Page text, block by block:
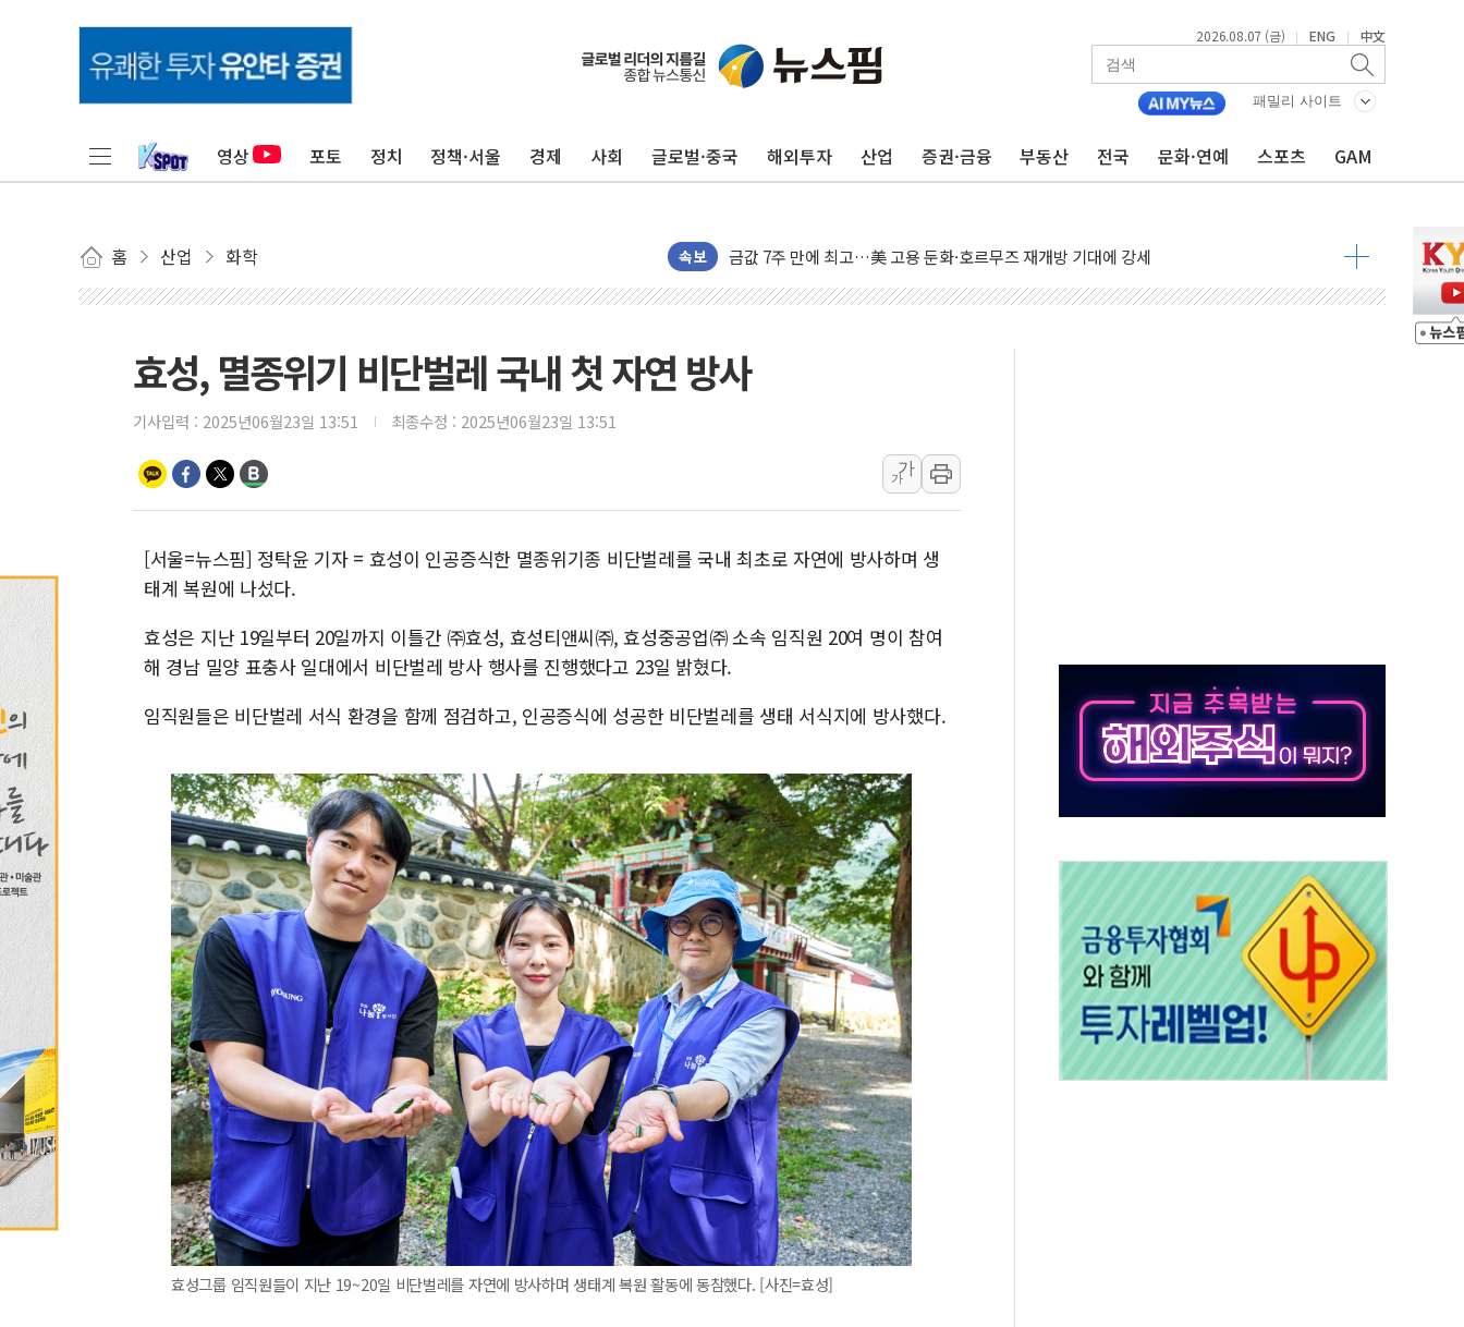
2026.08.07 (금) | ENG | 中文
패밀리 사이트
영상 포토 정치 정책·서울 경제 사회 글로벌·중국 해외투자 산업 증권·금융 부동산 전국 문화·연예 스포츠 GAM
홈 산업 화학 속보
구광모, 내주 실리콘밸리서 젠슨 황 재회…로봇·AI 데이터센터·모빌리티 구체화
뉴욕증시 개장 전 특징주...모더나·아이온큐·도어대시↑ VS 샌디스크·피그마·앱러빈↓
뉴욕증시 프리뷰, 미 주가선물 AI주 차익실현 속 혼조세...웨스턴디지털·샌디스크↓
청와대, 북한 단거리 탄도미사일 발사에 긴급 안보 점검회의
[인도증시] 중동 긴장 완화에 실적 호조까지, 상승...호실적 보고 기업 상승세 뚜렷
러, 1인칭시점 드론으로 우크라 민간인 '사파리' 공격… 시민들 공포감 극대화 전략
'월가의 황제' 다이먼 "금융시장 레버리지 위험수위…숨은 차입이 더 큰 변수"
양주 섬유염색공장서 화재 1명 중상…대응 1단계 진압 중
해군 1함대 창설 80주년…지역과 함께하는 '선봉'의 대민 봉사
[3보] 북, 원산서 동해로 단거리 탄도미사일 1발 발사… 올해 10번째·42일 만 도발
우크라 드론 전술, 중남미 콜롬비아에 새 안보 위기… 반군·마약카르텔이 습득해 전투 활용
동해해경, 독도 해상서 부유물 감긴 어선 구조
해군과 함께하는 '불금전파, 송정' 시즌2
강원도 폭염특보 11일째…온열질환·가축 피해 최소화 '총력 대응'
효성, 멸종위기 비단벌레 국내 첫 자연 방사
기사입력 : 2025년06월23일 13:51 최종수정 : 2025년06월23일 13:51
가
가
[서울=뉴스핌] 정탁윤 기자 = 효성이 인공증식한 멸종위기종 비단벌레를 국내 최초로 자연에 방사하며 생
태계 복원에 나섰다.
효성은 지난 19일부터 20일까지 이틀간 ㈜효성, 효성티앤씨㈜, 효성중공업㈜ 소속 임직원 20여 명이 참여
해 경남 밀양 표충사 일대에서 비단벌레 방사 행사를 진행했다고 23일 밝혔다.
임직원들은 비단벌레 서식 환경을 함께 점검하고, 인공증식에 성공한 비단벌레를 생태 서식지에 방사했다.
효성그룹 임직원들이 지난 19~20일 비단벌레를 자연에 방사하며 생태계 복원 활동에 동참했다. [사진=효성]